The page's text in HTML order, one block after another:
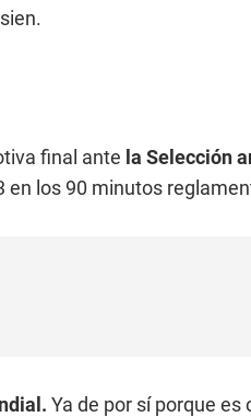
final ante la Selección
en los 90 minutos
Ya de por sí porque